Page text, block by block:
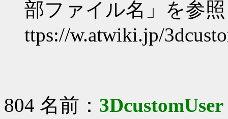
部ファイル名」を参
ttps://w.atwiki.jp/
804 名前：